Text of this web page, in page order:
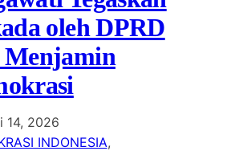
oleh DPRD
Menjamin
14, 2026
INDONESIA